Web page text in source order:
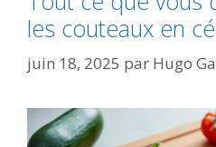
les couteaux en
juin 18, 2025 par Hugo